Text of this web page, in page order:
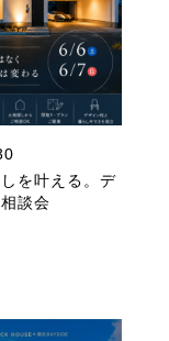
を叶える。デ
談会